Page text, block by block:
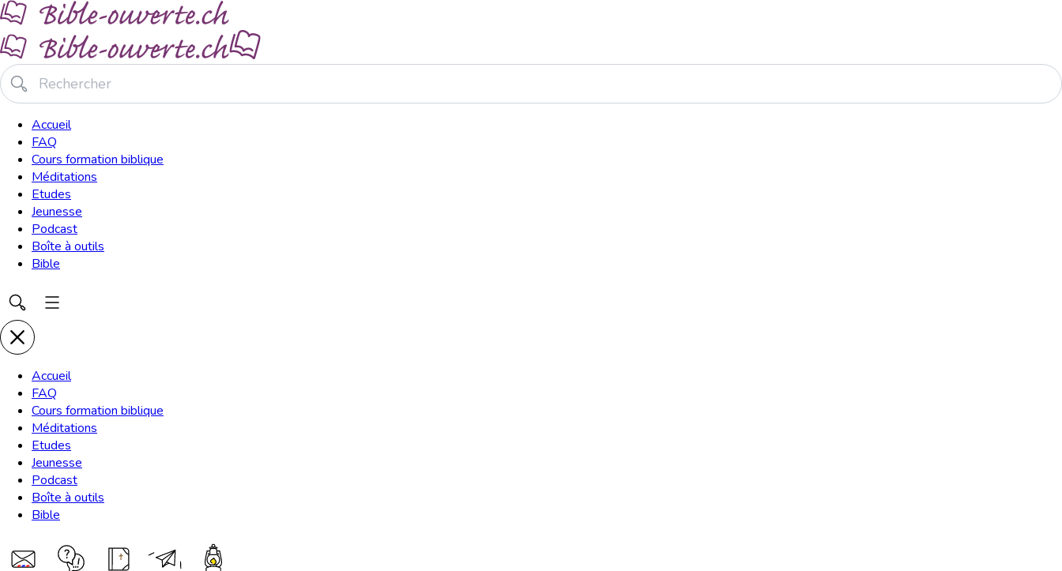
Accueil
FAQ
Cours formation biblique
Méditations
Etudes
Jeunesse
Podcast
Boîte à outils
Bible
Accueil
FAQ
Cours formation biblique
Méditations
Etudes
Jeunesse
Podcast
Boîte à outils
Bible